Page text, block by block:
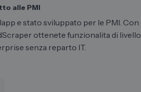
alle PMI
e stato sviluppato per le PMI. Con
ottenete funzionalita di livello
senza reparto IT.